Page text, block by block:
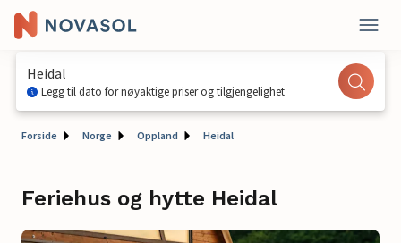
Heidal
Legg til dato for nøyaktige priser og tilgjengelighet
Forside Norge Oppland Heidal
Feriehus og hytte Heidal